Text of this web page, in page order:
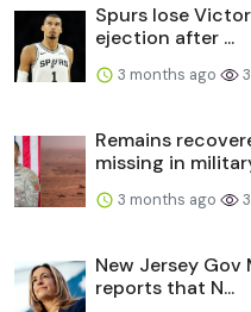
Spurs lose
ejection after ...
3 months ago
Remains
missing in
3 months ago
New Jersey Gov
reports that N...